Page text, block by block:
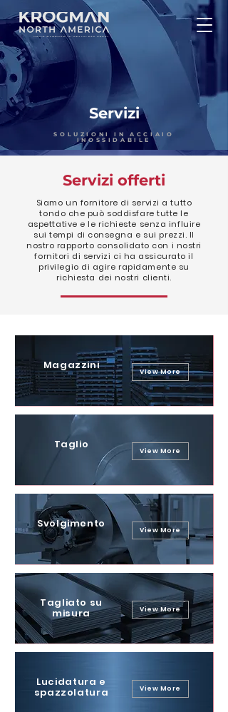
Servizi
SOLUZIONI IN ACCIAIO
INOSSIDABILE
Servizi offerti
Siamo un fornitore di servizi a tutto
tondo che può soddisfare tutte le
aspettative e le richieste senza influire
sui tempi di consegna e sui prezzi. Il
nostro rapporto consolidato con i nostri
fornitori di servizi ci ha assicurato il
privilegio di agire rapidamente su
richiesta dei nostri clienti.
Magazzini View More
Taglio View More
Svolgimento View More
Tagliato su
misura View More
Lucidatura e
spazzolatura View More